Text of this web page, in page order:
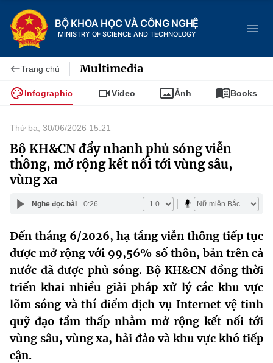
BỘ KHOA HỌC VÀ CÔNG NGHỆ
MINISTRY OF SCIENCE AND TECHNOLOGY
Trang chủ
Giới thiệu
Chức năng nhiệm vụ
Cơ cấu tổ chức
Lịch sử phát triển
Sở Khoa học và Công nghệ
Tin tức sự kiện
Khoa học và Công nghệ
Đổi mới sáng tạo
Chuyển đổi số
Bưu chính, Viễn thông
Dịch vụ công
Hệ thống văn bản
Văn bản QPPL
Văn bản chỉ đạo điều hành
Lấy ý kiến người dân về dự thảo VBQPPL
MST IOFFICE
THỐNG KÊ
Khoa học và Công nghệ
Multimedia
Trang chủ Multimedia
Infographic Video Ảnh Books
Thứ ba, 30/06/2026 15:21
Bộ KH&CN đẩy nhanh phủ sóng viễn
thông, mở rộng kết nối tới vùng sâu,
vùng xa
Nghe đọc bài 0:26
Đến tháng 6/2026, hạ tầng viễn thông tiếp tục
được mở rộng với 99,56% số thôn, bản trên cả
nước đã được phủ sóng. Bộ KH&CN đồng thời
triển khai nhiều giải pháp xử lý các khu vực
lõm sóng và thí điểm dịch vụ Internet vệ tinh
quỹ đạo tầm thấp nhằm mở rộng kết nối tới
vùng sâu, vùng xa, hải đảo và khu vực khó tiếp
cận.